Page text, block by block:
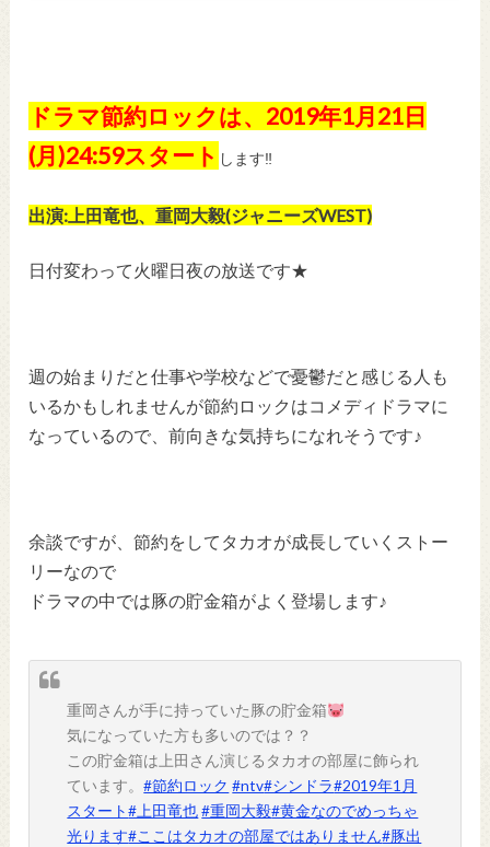
ドラマ節約ロックは、2019年1月21日
(月)24:59スタート します‼︎
出演:上田竜也、重岡大毅(ジャニーズWEST)
日付変わって火曜日夜の放送です★
週の始まりだと仕事や学校などで憂鬱だと感じる人も
いるかもしれませんが節約ロックはコメディドラマに
なっているので、前向きな気持ちになれそうです♪
余談ですが、節約をしてタカオが成長していくストー
リーなので
ドラマの中では豚の貯金箱がよく登場します♪
重岡さんが手に持っていた豚の貯金箱
気になっていた方も多いのでは？？
この貯金箱は上田さん演じるタカオの部屋に飾られ
ています。#節約ロック #ntv#シンドラ#2019年1月
スタート#上田竜也 #重岡大毅#黄金なのでめっちゃ
光ります#ここはタカオの部屋ではありません#豚出